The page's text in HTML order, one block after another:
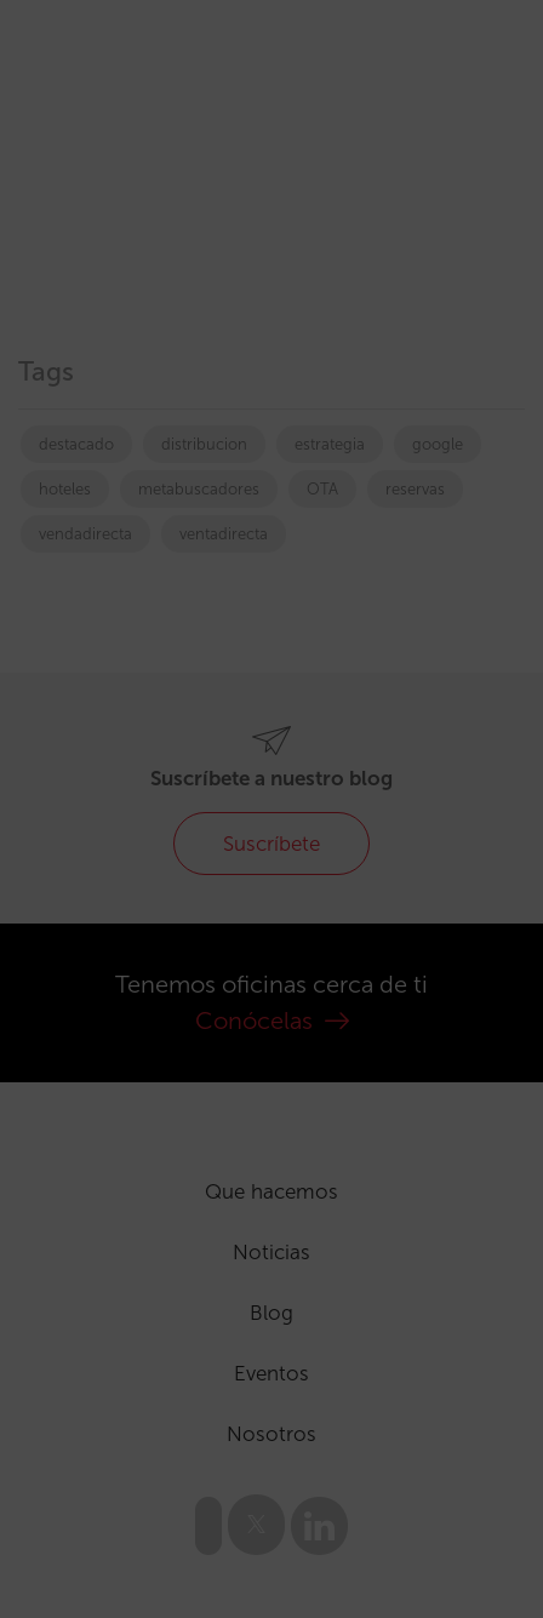
Tags
destacado distribucion estrategia google
hoteles metabuscadores OTA reservas
vendadirecta ventadirecta
Suscríbete a nuestro blog
Suscríbete
Tenemos oficinas cerca de ti
Conócelas
Que hacemos
Noticias
Blog
Eventos
Nosotros